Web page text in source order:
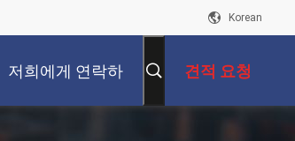
Korean
저희에게 연락하 견적 요청